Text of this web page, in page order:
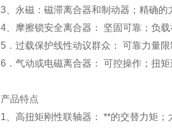
3、永磁：磁滞离合器和制动器；精确的
4、摩擦锁安全离合器： 坚固可靠；负
5．过载保护线性动议群众： 可靠力量
6．气动或电磁离合器： 可控操作；扭
产品特点
1、高扭矩刚性联轴器： **的交替力矩；